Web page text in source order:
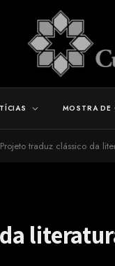
MOSTRA DE
Projeto traduz clássico da